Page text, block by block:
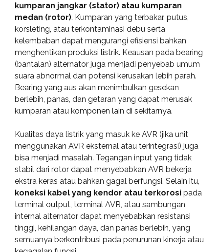
kumparan jangkar (stator) atau kumparan
medan (rotor). Kumparan yang terbakar, putus,
korsleting, atau terkontaminasi debu serta
kelembaban dapat mengurangi efisiensi bahkan
menghentikan produksi listrik. Keausan pada bearing
(bantalan) alternator juga menjadi penyebab umum
suara abnormal dan potensi kerusakan lebih parah.
Bearing yang aus akan menimbulkan gesekan
berlebih, panas, dan getaran yang dapat merusak
kumparan atau komponen lain di sekitarnya.
Kualitas daya listrik yang masuk ke AVR (jika unit
menggunakan AVR eksternal atau terintegrasi) juga
bisa menjadi masalah. Tegangan input yang tidak
stabil dari rotor dapat menyebabkan AVR bekerja
ekstra keras atau bahkan gagal berfungsi. Selain itu,
koneksi kabel yang kendor atau terkorosi pada
terminal output, terminal AVR, atau sambungan
internal alternator dapat menyebabkan resistansi
tinggi, kehilangan daya, dan panas berlebih, yang
semuanya berkontribusi pada penurunan kinerja atau